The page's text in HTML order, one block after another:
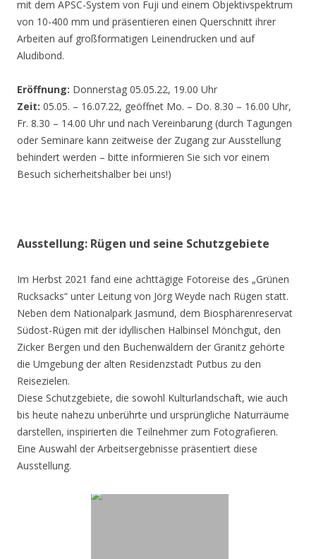
mit dem APSC-System von Fuji und einem Objektivspektrum
von 10-400 mm und präsentieren einen Querschnitt ihrer
Arbeiten auf großformatigen Leinendrucken und auf
Aludibond.
Eröffnung: Donnerstag 05.05.22, 19.00 Uhr
Zeit: 05.05. – 16.07.22, geöffnet Mo. – Do. 8.30 – 16.00 Uhr,
Fr. 8.30 – 14.00 Uhr und nach Vereinbarung (durch Tagungen
oder Seminare kann zeitweise der Zugang zur Ausstellung
behindert werden – bitte informieren Sie sich vor einem
Besuch sicherheitshalber bei uns!)
Ausstellung: Rügen und seine Schutzgebiete
Im Herbst 2021 fand eine achttägige Fotoreise des „Grünen
Rucksacks“ unter Leitung von Jörg Weyde nach Rügen statt.
Neben dem Nationalpark Jasmund, dem Biosphärenreservat
Südost-Rügen mit der idyllischen Halbinsel Mönchgut, den
Zicker Bergen und den Buchenwäldern der Granitz gehörte
die Umgebung der alten Residenzstadt Putbus zu den
Reisezielen.
Diese Schutzgebiete, die sowohl Kulturlandschaft, wie auch
bis heute nahezu unberührte und ursprüngliche Naturräume
darstellen, inspirierten die Teilnehmer zum Fotografieren.
Eine Auswahl der Arbeitsergebnisse präsentiert diese
Ausstellung.